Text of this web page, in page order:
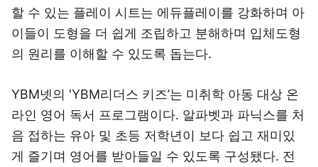
할 수 있는 플레이 시트는 에듀플레이를 강화하며 아
이들이 도형을 더 쉽게 조립하고 분해하며 입체도형
의 원리를 이해할 수 있도록 돕는다.
YBM넷의 'YBM리더스 키즈’는 미취학 아동 대상 온
라인 영어 독서 프로그램이다. 알파벳과 파닉스를 처
음 접하는 유아 및 초등 저학년이 보다 쉽고 재미있
게 즐기며 영어를 받아들일 수 있도록 구성됐다. 전